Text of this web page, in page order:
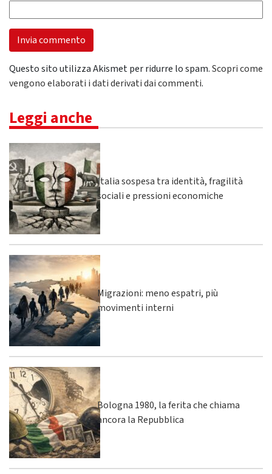
Questo sito utilizza Akismet per ridurre lo spam.Scopri come
vengono elaborati i dati derivati dai commenti.
Leggi anche
Italia sospesa tra identità, fragilità
sociali e pressioni economiche
Migrazioni: meno espatri, più
movimenti interni
Bologna 1980, la ferita che chiama
ancora la Repubblica